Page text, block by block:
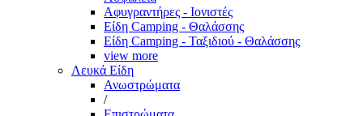
Αφυγραντήρες - Ιονιστές
Είδη Camping - Θαλάσσης
Είδη Camping - Ταξιδιού - Θαλάσσης
view more
Λευκά Είδη
Ανωστρώματα
/